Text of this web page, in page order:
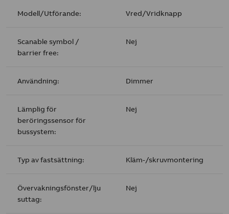
Modell/Utförande: Vred/Vridknapp
Scanable symbol /
barrier free:
Nej
Användning: Dimmer
Lämplig för
beröringssensor för
bussystem:
Nej
Typ av fastsättning: Kläm-/skruvmontering
Övervakningsfönster/lju
suttag:
Nej